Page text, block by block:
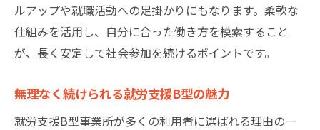
ルアップや就職活動への足掛かりにもなります。柔軟な
仕組みを活用し、自分に合った働き方を模索すること
が、長く安定して社会参加を続けるポイントです。
無理なく続けられる就労支援B型の魅力
就労支援B型事業所が多くの利用者に選ばれる理由の一